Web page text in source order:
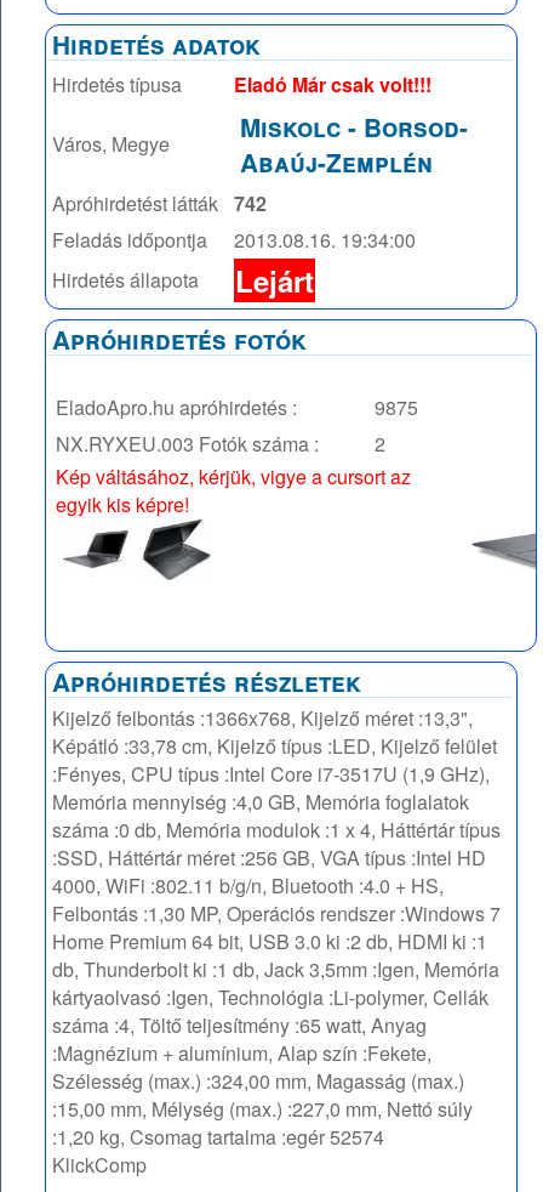
Hirdetés adatok
Hirdetés típusa Eladó Már csak volt!!!
Város, Megye Miskolc- Borsod-
Abaúj-Zemplén
Apróhirdetést látták 742
Feladás időpontja
2013.08.16. 19:34:00
Hirdetés állapota
Lejárt
Apróhirdetés fotók
EladoApro.hu apróhirdetés :
9875
NX.RYXEU.003 Fotók száma :
2
Kép váltásához, kérjük, vigye a cursort az
egyik kis képre!
Apróhirdetés részletek
Kijelző felbontás :1366x768, Kijelző méret :13,3",
Képátló :33,78 cm, Kijelző típus :LED, Kijelző felület
:Fényes, CPU típus :Intel Core i7-3517U (1,9 GHz),
Memória mennyiség :4,0 GB, Memória foglalatok
száma :0 db, Memória modulok :1 x 4, Háttértár típus
:SSD, Háttértár méret :256 GB, VGA típus :Intel HD
4000, WiFi :802.11 b/g/n, Bluetooth :4.0 + HS,
Felbontás :1,30 MP, Operációs rendszer :Windows 7
Home Premium 64 bit, USB 3.0 ki :2 db, HDMI ki :1
db, Thunderbolt ki :1 db, Jack 3,5mm :Igen, Memória
kártyaolvasó :Igen, Technológia :Li-polymer, Cellák
száma :4, Töltő teljesítmény :65 watt, Anyag
:Magnézium + alumínium, Alap szín :Fekete,
Szélesség (max.) :324,00 mm, Magasság (max.)
:15,00 mm, Mélység (max.) :227,0 mm, Nettó súly
:1,20 kg, Csomag tartalma :egér 52574
KlickComp